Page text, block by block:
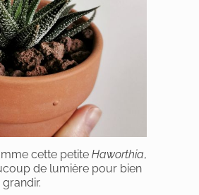
cette petiteHaworthia,
de lumière pour bien
grandir.